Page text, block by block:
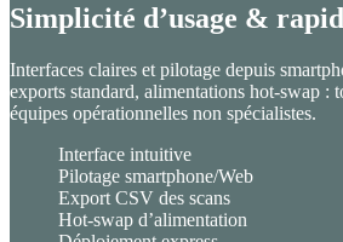
Simplicité d’usage &
Interfaces claires et pilotage depuis
exports standard, alimentations hot-swap :
équipes opérationnelles non spécialistes.
Interface intuitive
Pilotage smartphone/Web
Export CSV des scans
Hot-swap d’alimentation